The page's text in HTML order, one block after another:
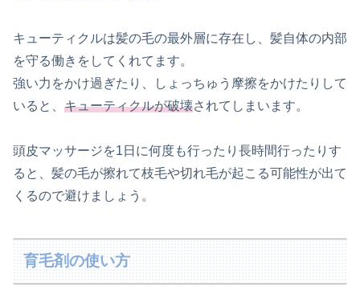
キューティクルは髪の毛の最外層に存在し、髪自体の内部
を守る働きをしてくれてます。
強い力をかけ過ぎたり、しょっちゅう摩擦をかけたりして
いると、 キューティクルが破壊されてしまいます。
頭皮マッサージを1日に何度も行ったり長時間行ったりす
ると、髪の毛が擦れて枝毛や切れ毛が起こる可能性が出て
くるので避けましょう。
育毛剤の使い方